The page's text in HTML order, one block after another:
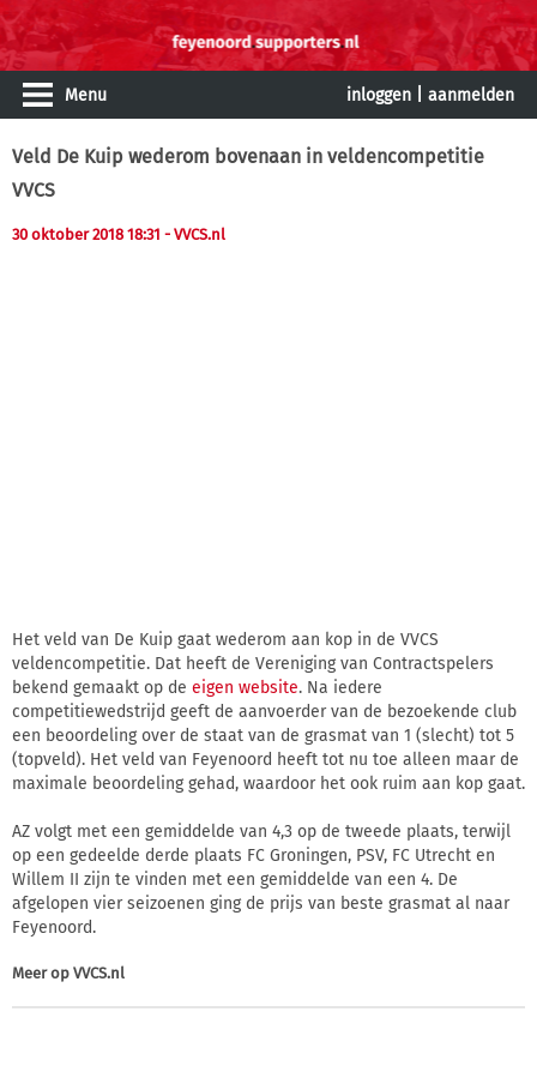
Menu inloggen aanmelden
Veld De Kuip wederom bovenaan in veldencompetitie
VVCS
30 oktober 2018 18:31 - VVCS.nl
Het veld van De Kuip gaat wederom aan kop in de VVCS
veldencompetitie. Dat heeft de Vereniging van Contractspelers
bekend gemaakt op de eigen website. Na iedere
competitiewedstrijd geeft de aanvoerder van de bezoekende club
een beoordeling over de staat van de grasmat van 1 (slecht) tot 5
(topveld). Het veld van Feyenoord heeft tot nu toe alleen maar de
maximale beoordeling gehad, waardoor het ook ruim aan kop gaat.
AZ volgt met een gemiddelde van 4,3 op de tweede plaats, terwijl
op een gedeelde derde plaats FC Groningen, PSV, FC Utrecht en
Willem II zijn te vinden met een gemiddelde van een 4. De
afgelopen vier seizoenen ging de prijs van beste grasmat al naar
Feyenoord.
Meer op VVCS.nl